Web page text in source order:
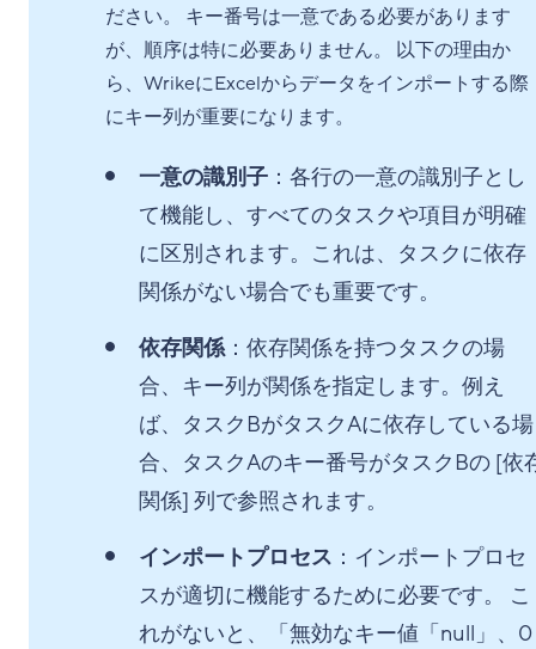
ださい。 キー番号は一意である必要があります
が、順序は特に必要ありません。 以下の理由か
ら、WrikeにExcelからデータをインポートする際
にキー列が重要になります。
一意の識別子 ：各行の一意の識別子とし
て機能し、すべてのタスクや項目が明確
に区別されます。これは、タスクに依存
関係がない場合でも重要です。
依存関係：依存関係を持つタスクの場
合、キー列が関係を指定します。例え
ば、タスクBがタスクAに依存している場
合、タスクAのキー番号がタスクBの [依
関係] 列で参照されます。
インポートプロセス ：インポートプロセ
スが適切に機能するために必要です。 こ
れがないと、「無効なキー値「null」、0